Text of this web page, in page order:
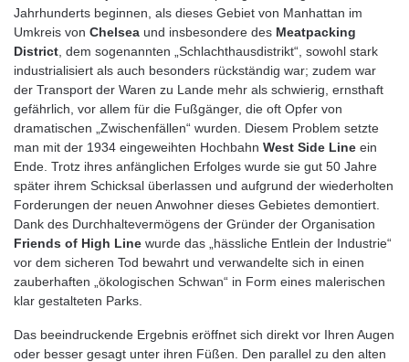
Jahrhunderts beginnen, als dieses Gebiet von Manhattan im
Umkreis von Chelsea und insbesondere des Meatpacking
District , dem sogenannten „Schlachthausdistrikt“, sowohl stark
industrialisiert als auch besonders rückständig war; zudem war
der Transport der Waren zu Lande mehr als schwierig, ernsthaft
gefährlich, vor allem für die Fußgänger, die oft Opfer von
dramatischen „Zwischenfällen“ wurden. Diesem Problem setzte
man mit der 1934 eingeweihten Hochbahn West Side Line ein
Ende. Trotz ihres anfänglichen Erfolges wurde sie gut 50 Jahre
später ihrem Schicksal überlassen und aufgrund der wiederholten
Forderungen der neuen Anwohner dieses Gebietes demontiert.
Dank des Durchhaltevermögens der Gründer der Organisation
Friends of High Line wurde das „hässliche Entlein der Industrie“
vor dem sicheren Tod bewahrt und verwandelte sich in einen
zauberhaften „ökologischen Schwan“ in Form eines malerischen
klar gestalteten Parks.
Das beeindruckende Ergebnis eröffnet sich direkt vor Ihren Augen
oder besser gesagt unter ihren Füßen. Den parallel zu den alten